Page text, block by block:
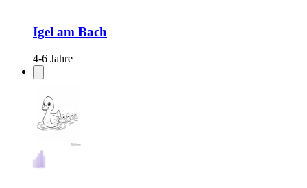
Igel am Bach
4-6 Jahre